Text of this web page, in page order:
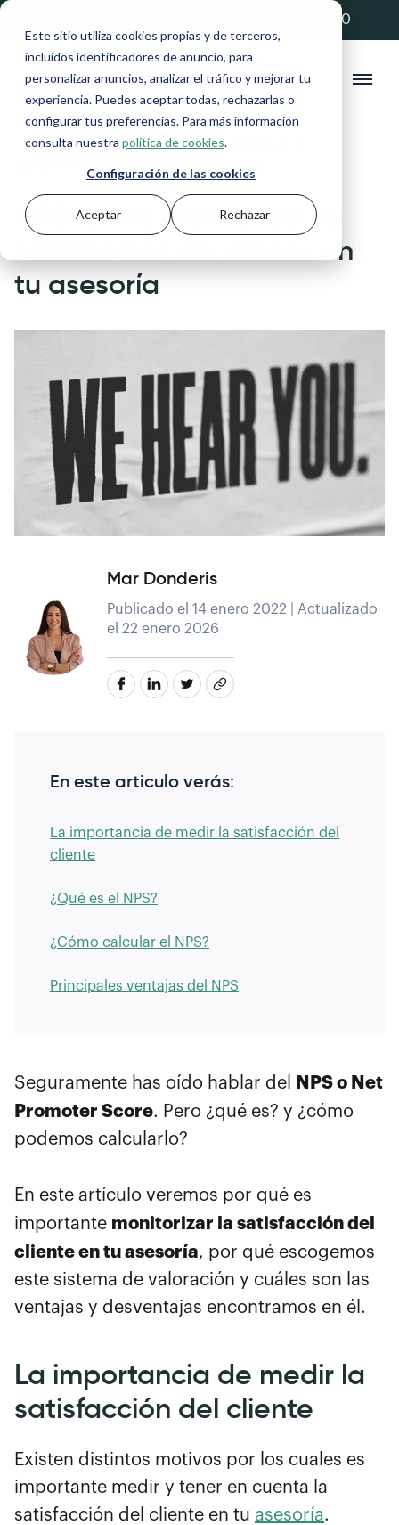
Este sitio utiliza cookies propias y de terceros,
incluidos identificadores de anuncio, para
personalizar anuncios, analizar el tráfico y mejorar tu
experiencia. Puedes aceptar todas, rechazarlas o
configurar tus preferencias. Para más información
consulta nuestra política de cookies.
Configuración de las cookies
Aceptar Rechazar
💚 20% de descuento con el código ANFIX20
Blog >Asesores >NPS: cómo monitorizar la
satisfacción del cliente en tu asesoría
NPS: cómo monitorizar la
satisfacción del cliente en
tu asesoría
Mar Donderis
Publicado el 14 enero 2022 | Actualizado
el 22 enero 2026
En este articulo verás:
La importancia de medir la satisfacción del
cliente
¿Qué es el NPS?
¿Cómo calcular el NPS?
Principales ventajas del NPS
Seguramente has oído hablar del
NPS o Net
Promoter Score. Pero ¿qué es? y ¿cómo
podemos calcularlo?
En este artículo veremos por qué es
importante monitorizar la satisfacción del
cliente en tu asesoría, por qué escogemos
este sistema de valoración y cuáles son las
ventajas y desventajas encontramos en él.
La importancia de medir la
satisfacción del cliente
Existen distintos motivos por los cuales es
importante medir y tener en cuenta la
satisfacción del cliente en tu asesoría.